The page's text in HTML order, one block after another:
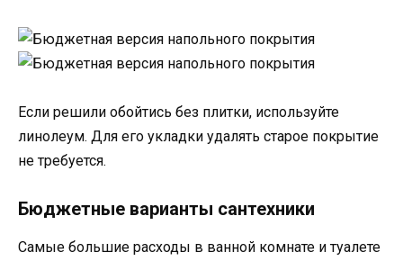
Если решили обойтись без плитки, используйте
линолеум. Для его укладки удалять старое покрытие
не требуется.
Бюджетные варианты сантехники
Самые большие расходы в ванной комнате и туалете